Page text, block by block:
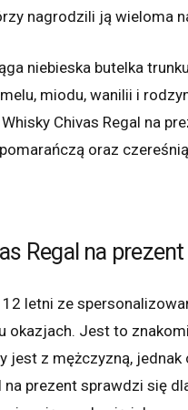
nagrodzili ją wieloma
niebieska butelka
miodu, wanilii i
Chivas Regal na
oraz
Regal na
letni ze
okazjach. Jest to
jest z mężczyzną,
na prezent sprawdzi się